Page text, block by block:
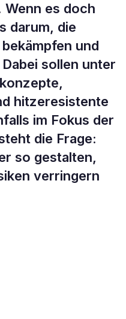
Wenn es doch
darum, die
und
sollen unter
hitzeresistente
im Fokus der
die Frage:
so gestalten,
verringern